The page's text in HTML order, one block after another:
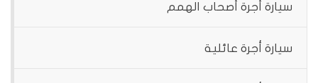
سيارة أجرة أصحاب الهمم
سيارة أجرة عائلية